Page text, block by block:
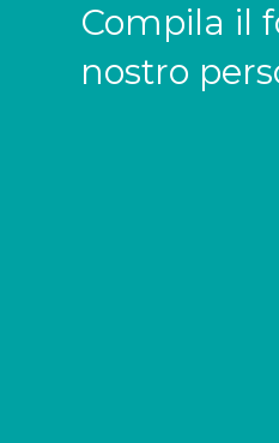
Compila il
nostro